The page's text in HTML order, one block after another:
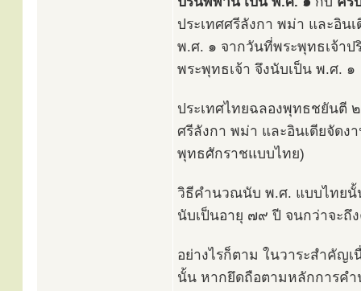
ประเทศศรีลังกา พม่า และอิน
พ.ศ. ๑ จากวันที่พระพุทธเจ้า
พระพุทธเจ้า จึงนับเป็น พ.ศ. ๑
ประเทศไทยฉลองพุทธชยันตี
ศรีลังกา พม่า และอินเดียจัด
พุทธศักราชแบบไทย)
วิธีคำนวณนับ พ.ศ. แบบไทยนั้
นับเป็นอายุ ๗๙ ปี จนกว่าจะถึ
อย่างไรก็ตาม ในวาระสำคัญ
นั้น หากยึดถือตามหลักการค